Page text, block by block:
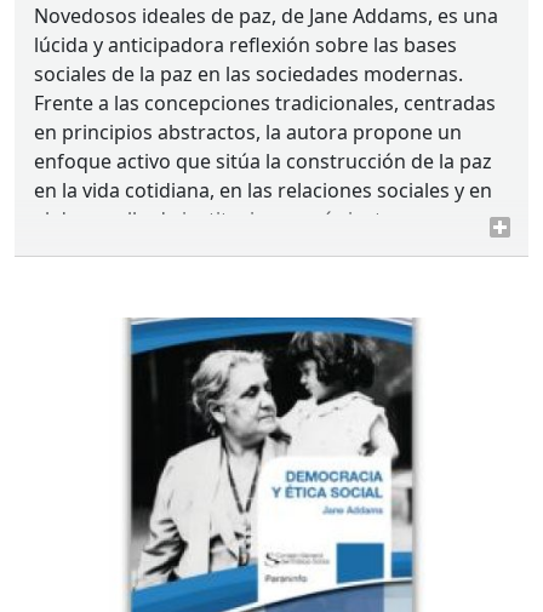
Novedosos ideales de paz, de Jane Addams, es una
lúcida y anticipadora reflexión sobre las bases
sociales de la paz en las sociedades modernas.
Frente a las concepciones tradicionales, centradas
en principios abstractos, la autora propone un
enfoque activo que sitúa la construcción de la paz
en la vida cotidiana, en las relaciones sociales y en
el desarrollo de instituciones más justas e